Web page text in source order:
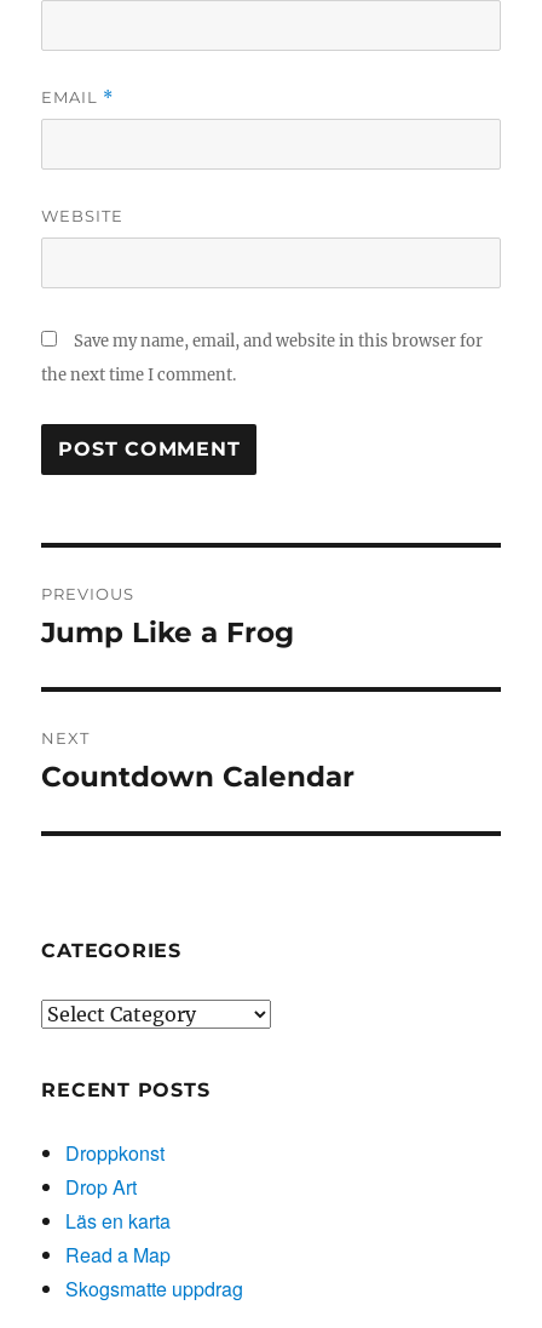
EMAIL *
WEBSITE
Save my name, email, and website in this browser for
the next time I comment.
navigation
PREVIOUS
Previous
Jump Like a Frog
NEXT
Next
Countdown Calendar
CATEGORIES
Categories
RECENT POSTS
Droppkonst
Drop Art
Läs en karta
Read a Map
Skogsmatte uppdrag